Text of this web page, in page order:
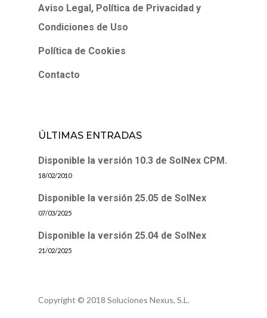
Aviso Legal, Política de Privacidad y
Condiciones de Uso
Política de Cookies
Contacto
ÚLTIMAS ENTRADAS
Disponible la versión 10.3 de SolNex CPM.
18/02/2010
Disponible la versión 25.05 de SolNex
07/03/2025
Disponible la versión 25.04 de SolNex
21/02/2025
Copyright © 2018 Soluciones Nexus, S.L.